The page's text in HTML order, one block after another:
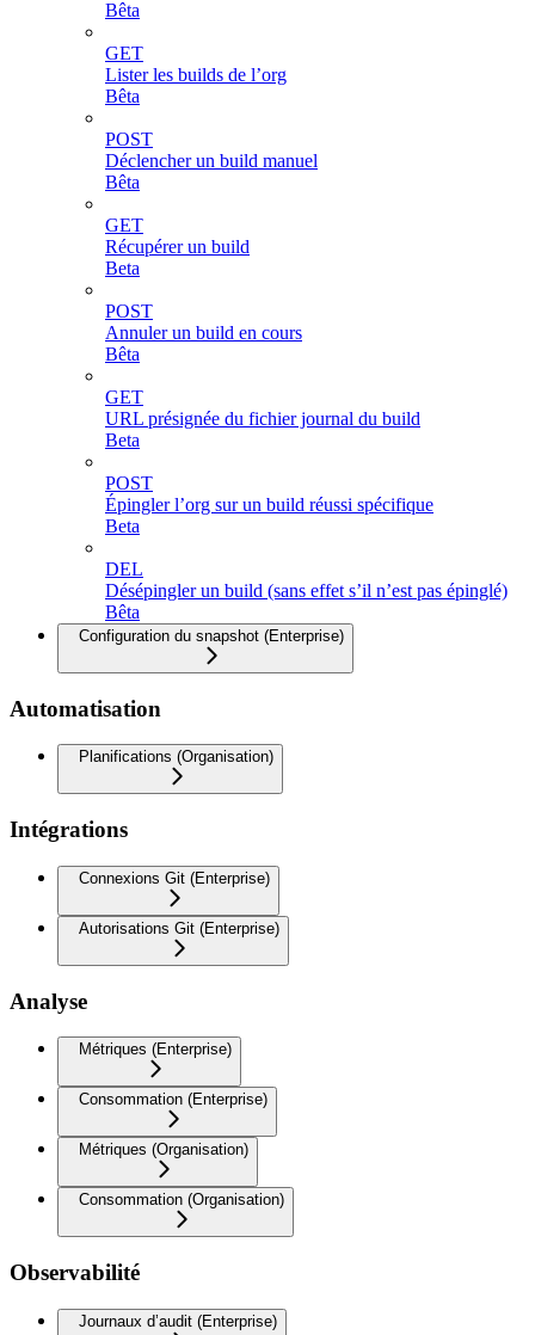
Bêta
GET
Lister les builds de l’org
Bêta
POST
Déclencher un build manuel
Bêta
GET
Récupérer un build
Beta
POST
Annuler un build en cours
Bêta
GET
URL présignée du fichier journal du build
Beta
POST
Épingler l’org sur un build réussi spécifique
Beta
DEL
Désépingler un build (sans effet s’il n’est pas épinglé)
Bêta
Configuration du snapshot (Enterprise)
Automatisation
Planifications (Organisation)
Intégrations
Connexions Git (Enterprise)
Autorisations Git (Enterprise)
Analyse
Métriques (Enterprise)
Consommation (Enterprise)
Métriques (Organisation)
Consommation (Organisation)
Observabilité
Journaux d’audit (Enterprise)